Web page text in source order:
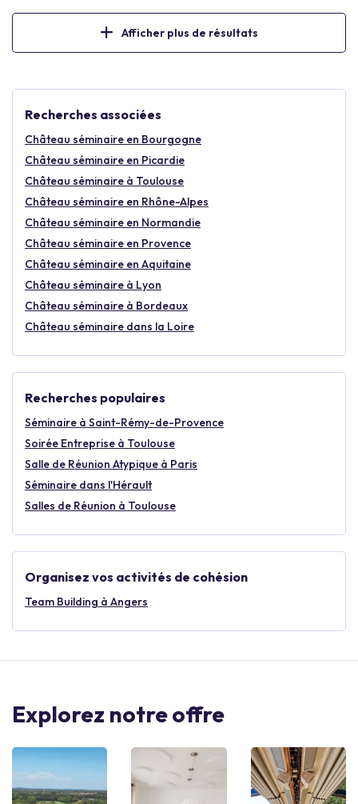
Recherches associées
Château séminaire en Bourgogne
Château séminaire en Picardie
Château séminaire à Toulouse
Château séminaire en Rhône-Alpes
Château séminaire en Normandie
Château séminaire en Provence
Château séminaire en Aquitaine
Château séminaire à Lyon
Château séminaire à Bordeaux
Château séminaire dans la Loire
Recherches populaires
Séminaire à Saint-Rémy-de-Provence
Soirée Entreprise à Toulouse
Salle de Réunion Atypique à Paris
Séminaire dans l'Hérault
Salles de Réunion à Toulouse
Organisez vos activités de cohésion
Team Building à Angers
Afficher plus de résultats
Explorez notre offre